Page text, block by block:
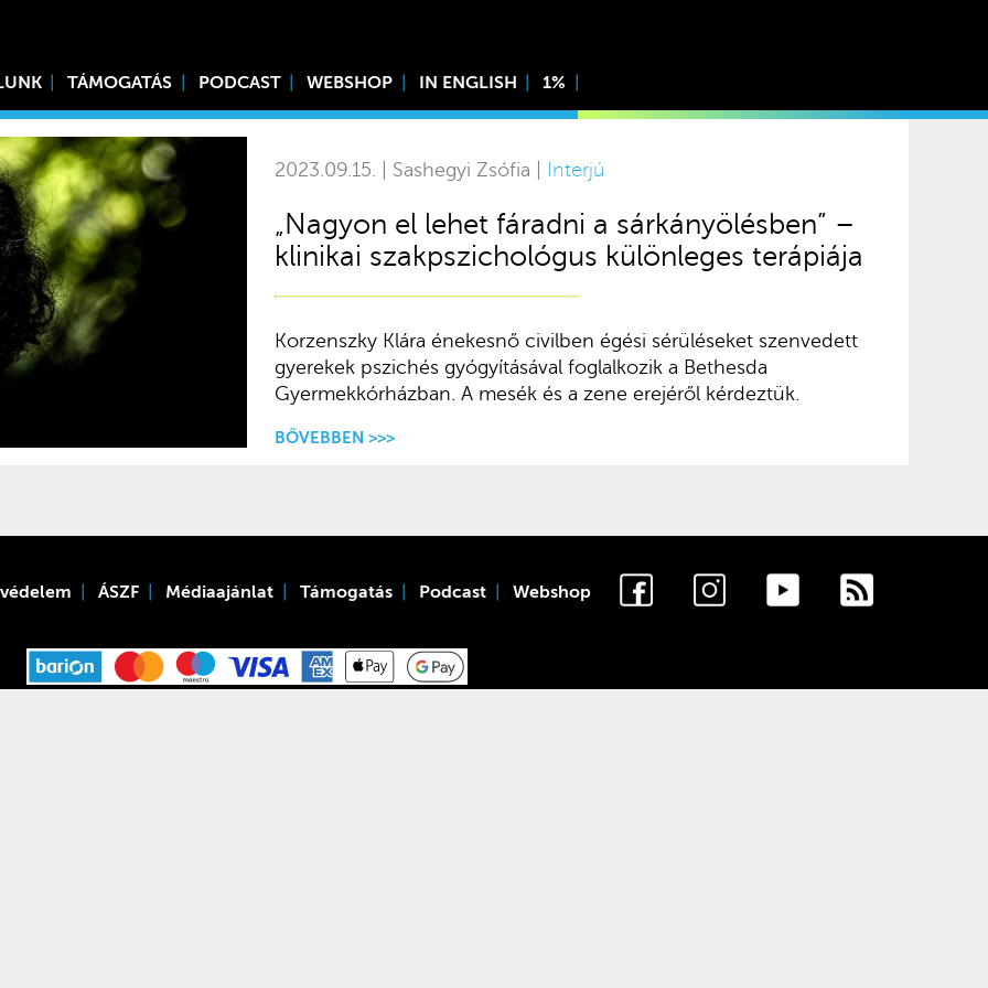
TÁMOGATÁS PODCAST WEBSHOP IN ENGLISH 1%
2023.09.15. | Sashegyi Zsófia | Interjú
„Nagyon el lehet fáradni a sárkányölésben” –
klinikai szakpszichológus különleges terápiája
Korzenszky Klára énekesnő civilben égési sérüléseket szenvedett
gyerekek pszichés gyógyításával foglalkozik a Bethesda
Gyermekkórházban. A mesék és a zene erejéről kérdeztük.
BŐVEBBEN >>>
ÁSZF Médiaajánlat Támogatás Podcast Webshop